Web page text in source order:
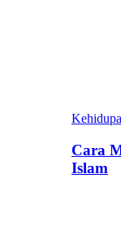
Cara
Islam